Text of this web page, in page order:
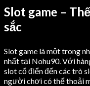
Slot game –
sắc
Slot game là một trong
nhất tại Nohu90. Với
slot cổ điển đến các trò
người chơi có thể thoải